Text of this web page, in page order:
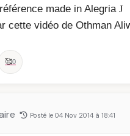
made in Alegria J
cette vidéo de Othman
🥰0
Posté le 04 Nov 2014 à 18:41